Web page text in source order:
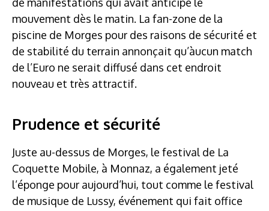
mouvement dès le matin. La fan-zone de la
piscine de Morges pour des raisons de sécurité et
de stabilité du terrain annonçait qu’àucun match
de l’Euro ne serait diffusé dans cet endroit
nouveau et très attractif.
Prudence et sécurité
Juste au-dessus de Morges, le festival de La
Coquette Mobile, à Monnaz, a également jeté
l’éponge pour aujourd’hui, tout comme le festival
de musique de Lussy, événement qui fait office